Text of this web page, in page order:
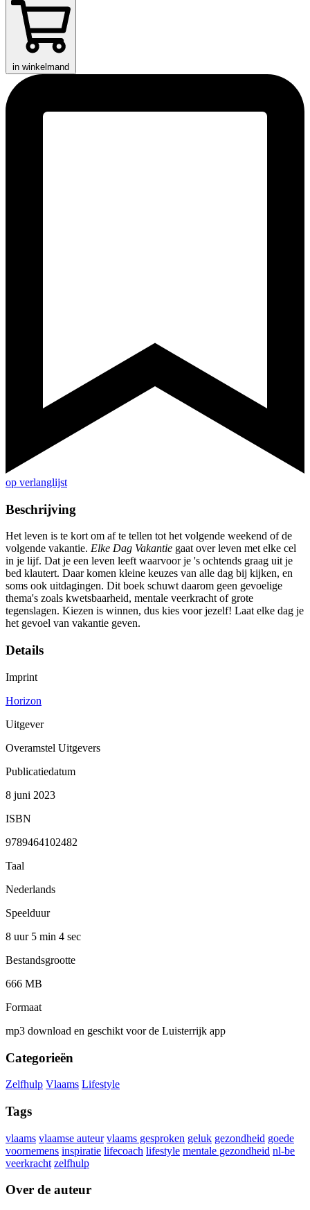
in winkelmand
op verlanglijst
Beschrijving
Het leven is te kort om af te tellen tot het volgende weekend of de
volgende vakantie. Elke Dag Vakantie gaat over leven met elke cel
in je lijf. Dat je een leven leeft waarvoor je 's ochtends graag uit je
bed klautert. Daar komen kleine keuzes van alle dag bij kijken, en
soms ook uitdagingen. Dit boek schuwt daarom geen gevoelige
thema's zoals kwetsbaarheid, mentale veerkracht of grote
tegenslagen. Kiezen is winnen, dus kies voor jezelf! Laat elke dag je
het gevoel van vakantie geven.
Details
Imprint
Horizon
Uitgever
Overamstel Uitgevers
Publicatiedatum
8 juni 2023
ISBN
9789464102482
Taal
Nederlands
Speelduur
8 uur 5 min 4 sec
Bestandsgrootte
666 MB
Formaat
mp3 download en geschikt voor de Luisterrijk app
Categorieën
Zelfhulp Vlaams Lifestyle
Tags
vlaams vlaamse auteur vlaams gesproken geluk gezondheid goede
voornemens inspiratie lifecoach lifestyle mentale gezondheid nl-be
veerkracht zelfhulp
Over de auteur